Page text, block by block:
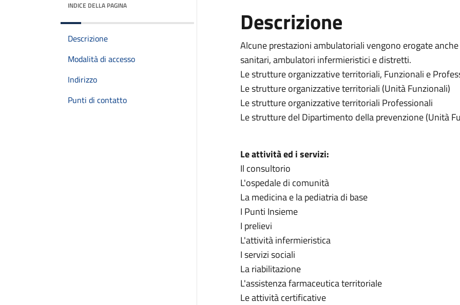
INDICE DELLA PAGINA
Descrizione
Modalità di accesso
Indirizzo
Punti di contatto
Descrizione
Alcune prestazioni ambulatoriali vengono erogate
sanitari, ambulatori infermieristici e distretti.
Le strutture organizzative territoriali, Funzionali e
Le strutture organizzative territoriali (Unità Funzionali)
Le strutture organizzative territoriali Professionali
Le strutture del Dipartimento della prevenzione (Unità
Le attività ed i servizi:
Il consultorio
L'ospedale di comunità
La medicina e la pediatria di base
I Punti Insieme
I prelievi
L'attività infermieristica
I servizi sociali
La riabilitazione
L'assistenza farmaceutica territoriale
Le attività certificative